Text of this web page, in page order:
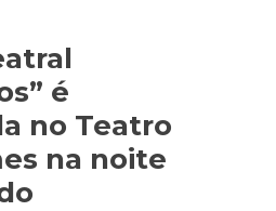
é
no Teatro
na noite